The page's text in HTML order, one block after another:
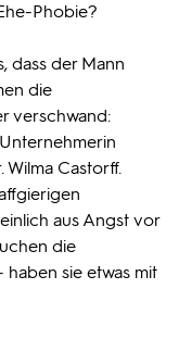
Phobie?
dass der Mann
die
verschwand:
Castorff.
aus Angst vor
die
sie etwas mit